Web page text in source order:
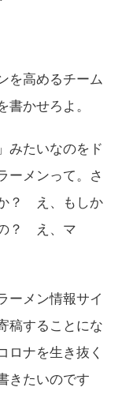
を高めるチーム
かせろよ。
みたいなのをド
ーメンって。さ
？ え、もしか
？ え、マ
ーメン情報サイ
稿することにな
ロナを生き抜く
きたいのです